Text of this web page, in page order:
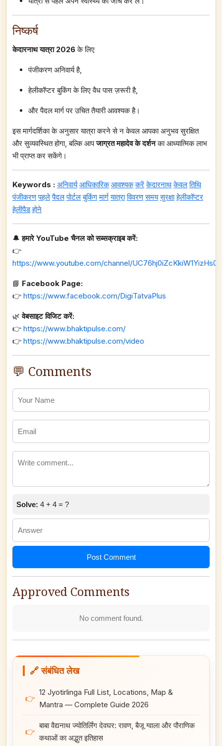
निष्कर्ष
केदारनाथ यात्रा 2026के लिए
पंजीकरण अनिवार्य है,
हेलीकॉप्टर बुकिंग के लिए वैध पास ज़रूरी है,
और पैदल मार्ग पर उचित तैयारी आवश्यक है।
इस मार्गदर्शिका के अनुसार यात्रा करने से न केवल आपका अनुभव सुरक्षित
और सुव्यवस्थित होगा, बल्कि आपजाग्रत महादेव के दर्शनका आध्यात्मिक लाभ
भी प्राप्त कर सकेंगे।
Keywords : अनिवार्य आधिकारिक आवश्यक करें केदारनाथ केवल तिथि
पंजीकरण पहले पैदल पोर्टल बुकिंग मार्ग यात्रा विवरण समय सुरक्षा हेलीकॉप्टर
हेलीपैड होने
🔔हमारे YouTube चैनल को सब्सक्राइब करें:
👉
https://www.youtube.com/channel/
📘 Facebook Page:
👉 https://www.facebook.com/DigiTatvaPlus
🌿वेबसाइट विजिट करें:
👉 https://www.bhaktipulse.com/
👉 https://www.bhaktipulse.com/video
💬 Comments
Solve: 4 + 4 = ?
Post Comment
Approved Comments
No comment found.
🔗 संबंधित लेख
👉
12 Jyotirlinga Full List, Locations, Map &
Mantra — Complete Guide 2026
👉
बाबा वैद्यनाथ ज्योतिर्लिंग देवघर: रावण, बैजू ग्वाला और पौराणिक
कथाओं का अद्भुत इतिहास